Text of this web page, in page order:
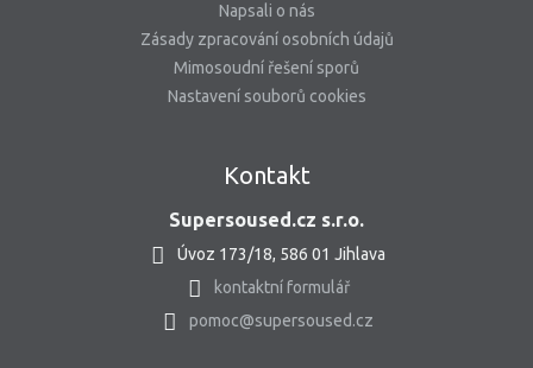
Napsali o nás
Zásady zpracování osobních údajů
Mimosoudní řešení sporů
Nastavení souborů cookies
Kontakt
Supersoused.cz s.r.o.
Úvoz 173/18, 586 01 Jihlava
kontaktní formulář
pomoc@supersoused.cz